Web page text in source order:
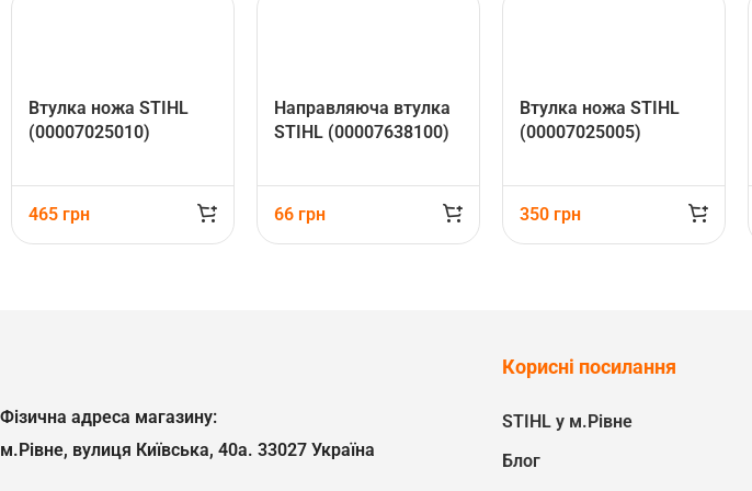
Втулка ножа STIHL
(00007025010)
465 грн
Направляюча втулка
STIHL (00007638100)
66 грн
Втулка ножа STIHL
(00007025005)
350 грн
Фізична адреса магазину:
м.Рівне, вулиця Київська, 40а. 33027 Україна
Корисні посилання
STIHL у м.Рівне
Блог